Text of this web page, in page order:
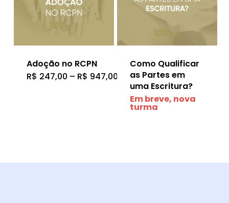
podem
escolhidas
na
página
Adoção no RCPN
R$ 247,00 – R$ 947,00 Faixa
preço:
R$ 247,00
através
Este
Como Qualificar
as Partes em
uma Escritura?
Em breve, nova
turma